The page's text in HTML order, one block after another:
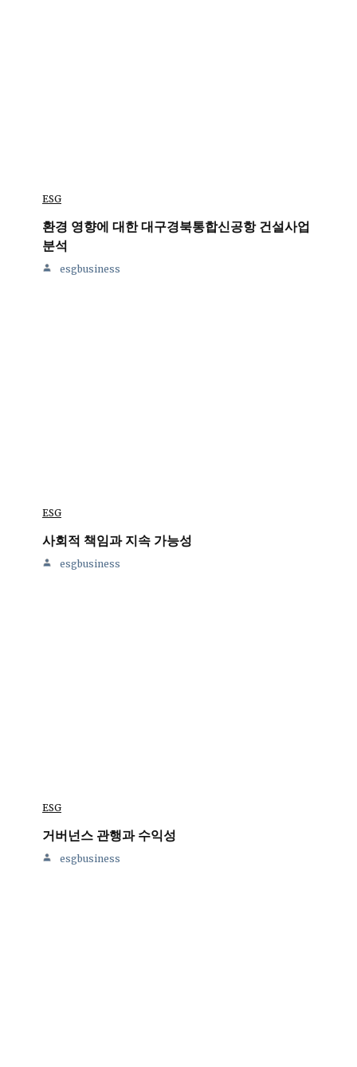
ESG
환경 영향에 대한 대구경북통합신공항 건설사업
분석
esgbusiness
ESG
사회적 책임과 지속 가능성
esgbusiness
ESG
거버넌스 관행과 수익성
esgbusiness